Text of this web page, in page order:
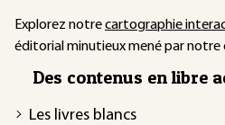
Explorez notrecartographie
éditorial minutieux mené par notre
Des contenus en libre
Les livres blancs